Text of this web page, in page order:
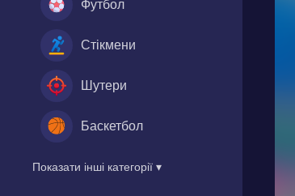
Футбол
Стікмени
Шутери
Баскетбол
Показати інші категорії ▾